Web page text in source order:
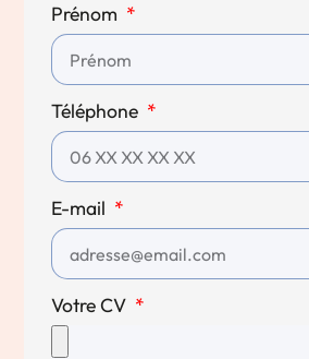
Prénom
Téléphone
E-mail
Votre CV